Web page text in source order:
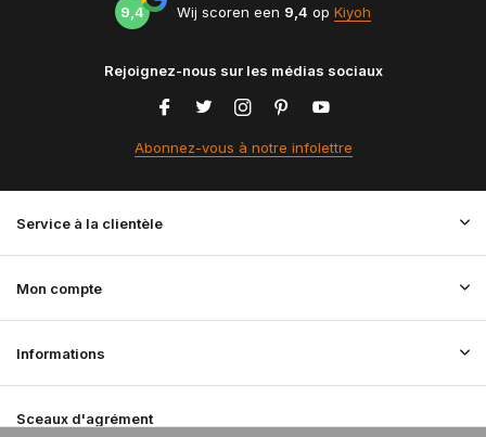
9,4 Wij scoren een 9,4 op Kiyoh
Rejoignez-nous sur les médias sociaux
Abonnez-vous à notre infolettre
Service à la clientèle
Mon compte
Informations
Sceaux d'agrément